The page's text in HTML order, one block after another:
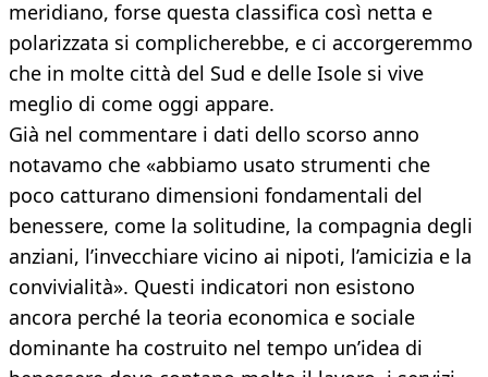
meridiano, forse questa classifica così netta e
polarizzata si complicherebbe, e ci accorgeremmo
che in molte città del Sud e delle Isole si vive
meglio di come oggi appare.
Già nel commentare i dati dello scorso anno
notavamo che «abbiamo usato strumenti che
poco catturano dimensioni fondamentali del
benessere, come la solitudine, la compagnia degli
anziani, l’invecchiare vicino ai nipoti, l’amicizia e la
convivialità». Questi indicatori non esistono
ancora perché la teoria economica e sociale
dominante ha costruito nel tempo un’idea di